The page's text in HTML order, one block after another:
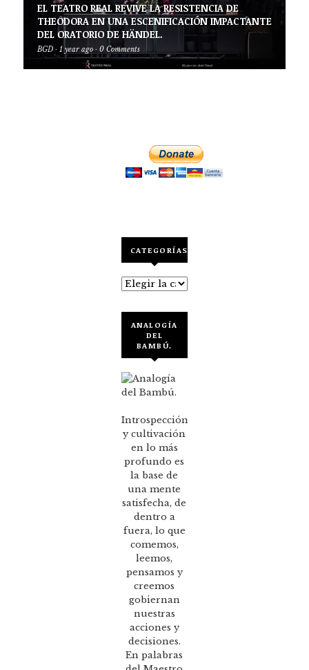
EL TEATRO REAL REVIVE LA RESISTENCIA DE
THEODORA EN UNA ESCENIFICACIÓN IMPACTANTE
DEL ORATORIO DE HÄNDEL.
BGD · 1 year ago · 0 Comments
CATEGORÍAS
Categorías
ANALOGÍA
DEL
BAMBÚ.
Introspección
y cultivación
en lo más
profundo es
la base de
una mente
satisfecha, de
dentro a
fuera, lo que
comemos,
leemos,
pensamos y
creemos
gobiernan
nuestras
acciones y
decisiones.
En palabras